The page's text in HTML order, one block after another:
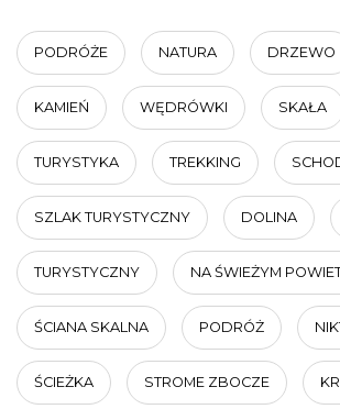
PODRÓŻE NATURA DRZEWO
KAMIEŃ WĘDRÓWKI SKAŁA
TURYSTYKA TREKKING
SZLAK TURYSTYCZNY DOLINA
TURYSTYCZNY NA ŚWIEŻYM
ŚCIANA SKALNA PODRÓŻ
ŚCIEŻKA STROME ZBOCZE